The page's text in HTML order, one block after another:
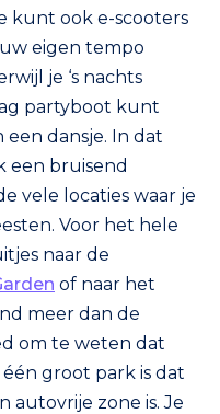
kunt ook e-scooters
eigen tempo
je ‘s nachts
partyboot kunt
dansje. In dat
een bruisend
vele locaties waar je
Voor het hele
naar de
of naar het
meer dan de
om te weten dat
één groot park is dat
autovrije zone is. Je